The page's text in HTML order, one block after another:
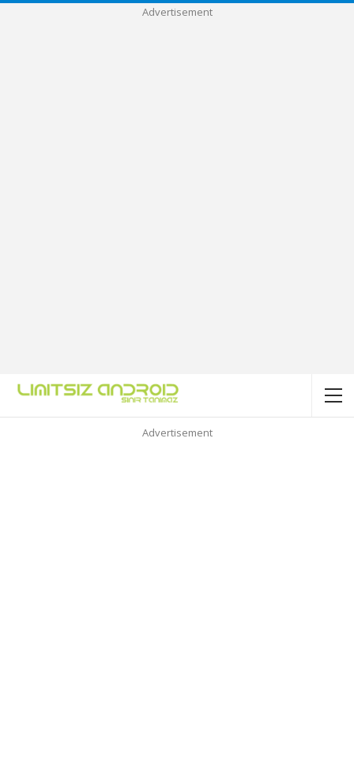
Advertisement
Advertisement